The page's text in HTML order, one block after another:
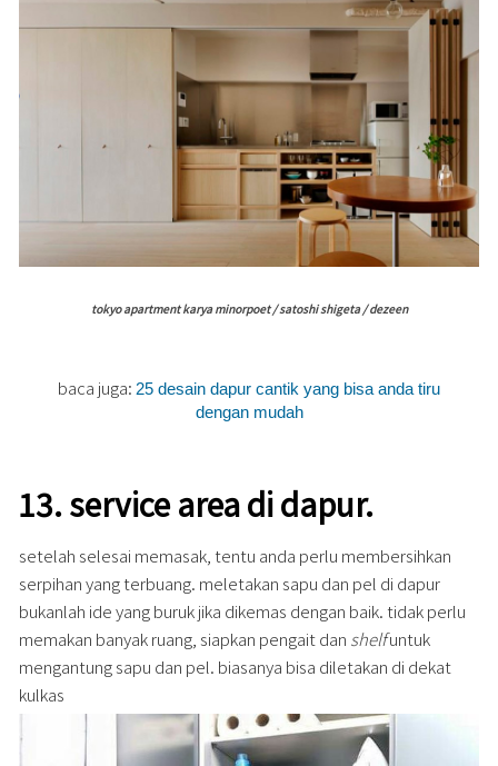
tokyo apartment karya minorpoet / satoshi shigeta / dezeen
baca juga: 25 desain dapur cantik yang bisa anda tiru
dengan mudah
13.service area di dapur.
setelah selesai memasak, tentu anda perlu membersihkan
serpihan yang terbuang. meletakan sapu dan pel di dapur
bukanlah ide yang buruk jika dikemas dengan baik. tidak perlu
memakan banyak ruang, siapkan pengait dan shelfuntuk
mengantung sapu dan pel. biasanya bisa diletakan di dekat
kulkas